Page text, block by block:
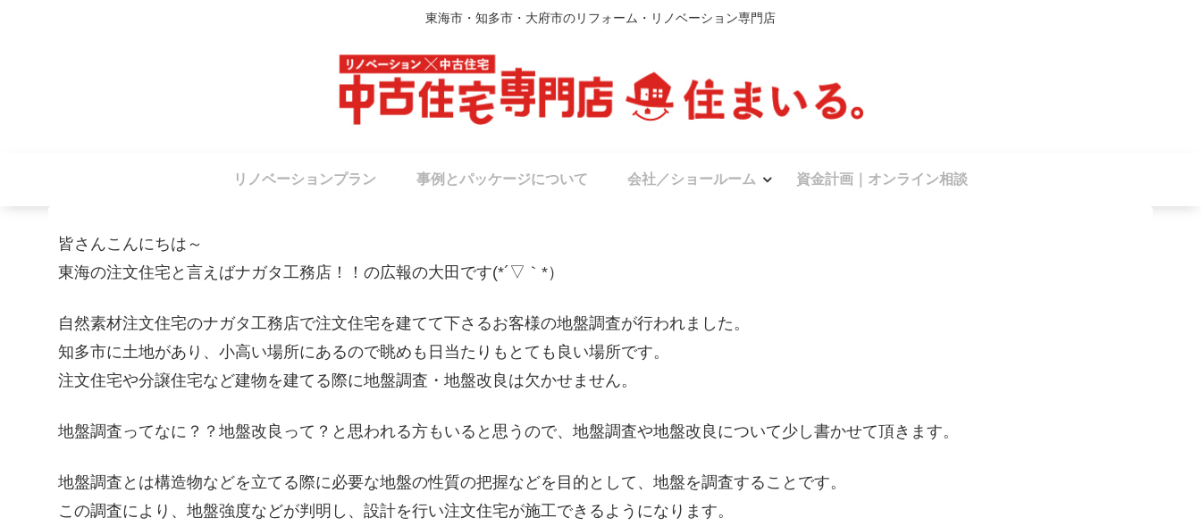
東海市・知多市・大府市のリフォーム・リノベーション専門店
リノベーションプラン 事例とパッケージについて 会社／ショールーム 資金計画｜オンライン相談
皆さんこんにちは～
東海の注文住宅と言えばナガタ工務店！！の広報の大田です(*´▽｀*）
自然素材注文住宅のナガタ工務店で注文住宅を建てて下さるお客様の地盤調査が行われました。
知多市に土地があり、小高い場所にあるので眺めも日当たりもとても良い場所です。
注文住宅や分譲住宅など建物を建てる際に地盤調査・地盤改良は欠かせません。
地盤調査ってなに？？地盤改良って？と思われる方もいると思うので、地盤調査や地盤改良について少し書かせて頂きます。
地盤調査とは構造物などを立てる際に必要な地盤の性質の把握などを目的として、地盤を調査することです。
この調査により、地盤強度などが判明し、設計を行い注文住宅が施工できるようになります。